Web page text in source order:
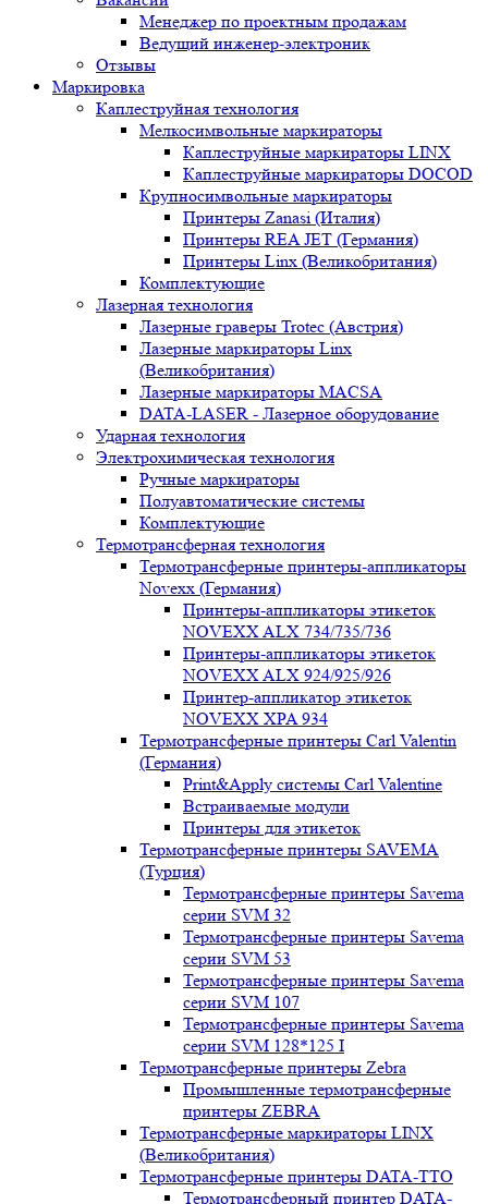
Менеджер по проектным продажам
Ведущий инженер-электроник
Отзывы
Маркировка
Каплеструйная технология
Мелкосимвольные маркираторы
Каплеструйные маркираторы LINX
Каплеструйные маркираторы DOCOD
Крупносимвольные маркираторы
Принтеры Zanasi (Италия)
Принтеры REA JET (Германия)
Принтеры Linx (Великобритания)
Комплектующие
Лазерная технология
Лазерные граверы Trotec (Австрия)
Лазерные маркираторы Linx
(Великобритания)
Лазерные маркираторы MACSA
DATA-LASER - Лазерное оборудование
Ударная технология
Электрохимическая технология
Ручные маркираторы
Полуавтоматические системы
Комплектующие
Термотрансферная технология
Термотрансферные принтеры-аппликаторы
Novexx (Германия)
Принтеры-аппликаторы этикеток
NOVEXX ALX 734/735/736
Принтеры-аппликаторы этикеток
NOVEXX ALX 924/925/926
Принтер-аппликатор этикеток
NOVEXX XPA 934
Термотрансферные принтеры Carl Valentin
(Германия)
Print&Apply системы Carl Valentine
Встраиваемые модули
Принтеры для этикеток
Термотрансферные принтеры SAVEMA
(Турция)
Термотрансферные принтеры Savema
серии SVM 32
Термотрансферные принтеры Savema
серии SVM 53
Термотрансферные принтеры Savema
серии SVM 107
Термотрансферные принтеры Savema
серии SVM 128*125 I
Термотрансферные принтеры Zebra
Промышленные термотрансферные
принтеры ZEBRA
Термотрансферные маркираторы LINX
(Великобритания)
Термотрансферные принтеры DATA-TTO
Термотрансферный принтер DATA-